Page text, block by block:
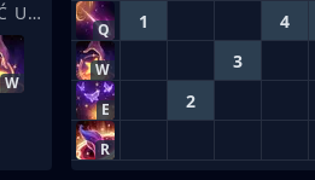
PRIORYTET WYBORU ZAKLĘĆ UMIEJĘTNOŚCI
W
Q 1 4
W 3
E 2
R